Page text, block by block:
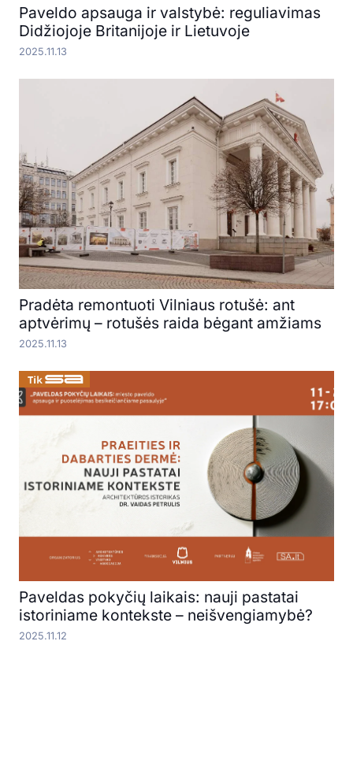
Paveldo apsauga ir valstybė: reguliavimas
Didžiojoje Britanijoje ir Lietuvoje
2025.11.13
Pradėta remontuoti Vilniaus rotušė: ant
aptvėrimų – rotušės raida bėgant amžiams
2025.11.13
Paveldas pokyčių laikais: nauji pastatai
istoriniame kontekste – neišvengiamybė?
2025.11.12